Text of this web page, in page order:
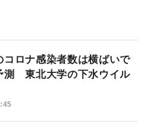
コロナ感染者数は横ばいで
測 東北大学の下水ウイル